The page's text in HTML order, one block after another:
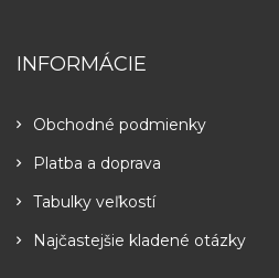
INFORMÁCIE
Obchodné podmienky
Platba a doprava
Tabulky veľkostí
Najčastejšie kladené otázky